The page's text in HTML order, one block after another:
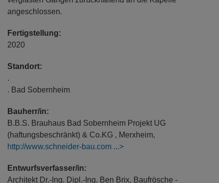
angeschlossen.
Fertigstellung:
2020
Standort:
.
. Bad Sobernheim
Bauherr/in:
B.B.S. Brauhaus Bad Sobernheim Projekt UG
(haftungsbeschränkt) & Co.KG , Merxheim,
http://www.schneider-bau.com
Entwurfsverfasser/in:
Architekt Dr.-Ing. Dipl.-Ing. Ben Brix, Baufrösche -